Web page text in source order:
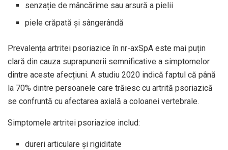
senzație de mâncărime sau arsură a pielii
piele crăpată și sângerândă
Prevalența artritei psoriazice în nr-axSpA este mai puțin
clară din cauza suprapunerii semnificative a simptomelor
dintre aceste afecțiuni. A studiu 2020 indică faptul că până
la 70% dintre persoanele care trăiesc cu artrită psoriazică
se confruntă cu afectarea axială a coloanei vertebrale.
Simptomele artritei psoriazice includ:
dureri articulare și rigiditate